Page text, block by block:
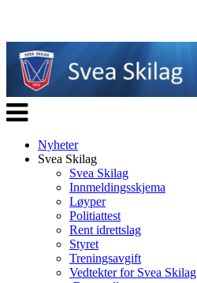
Veksle
navigasjon
Nyheter
Svea Skilag
Svea Skilag
Innmeldingsskjema
Løyper
Politiattest
Rent idrettslag
Styret
Treningsavgift
Vedtekter for Svea Skilag